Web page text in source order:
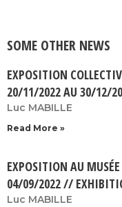
SOME OTHER NEWS
EXPOSITION
20/11/2022 AU 30/12/
Luc MABILLE
Read More »
EXPOSITION AU
04/09/2022 //
Luc MABILLE